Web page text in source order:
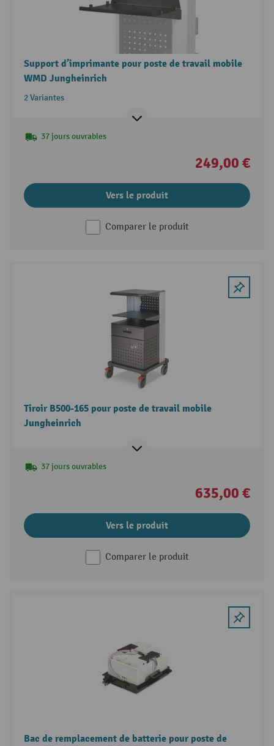
Support d’imprimante pour poste de travail mobile
WMD Jungheinrich
2 Variantes
37 jours ouvrables
249,00 €
Vers le produit
Comparer le produit
Tiroir B500-165 pour poste de travail mobile
Jungheinrich
37 jours ouvrables
635,00 €
Vers le produit
Comparer le produit
Bac de remplacement de batterie pour poste de